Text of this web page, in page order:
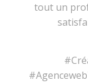
tout un